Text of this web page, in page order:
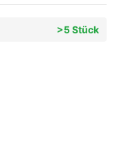
>5 Stück